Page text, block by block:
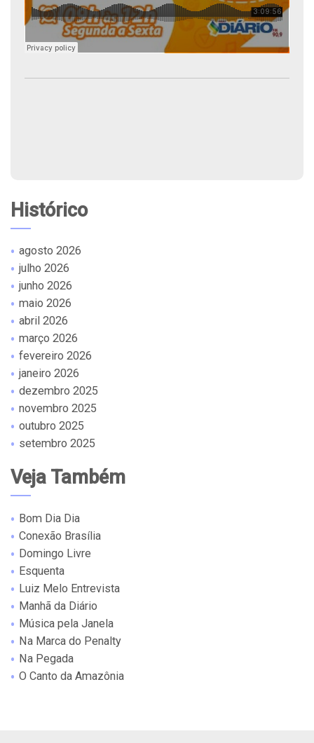
Histórico
agosto 2026
julho 2026
junho 2026
maio 2026
abril 2026
março 2026
fevereiro 2026
janeiro 2026
dezembro 2025
novembro 2025
outubro 2025
setembro 2025
Veja Também
Bom Dia Dia
Conexão Brasília
Domingo Livre
Esquenta
Luiz Melo Entrevista
Manhã da Diário
Música pela Janela
Na Marca do Penalty
Na Pegada
O Canto da Amazônia